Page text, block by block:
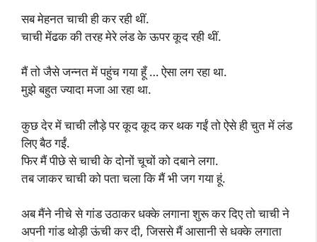
सब मेहनत चाची ही कर रही थीं.
चाची मेंढक की तरह मेरे लंड के ऊपर कूद रही थीं.
मैं तो जैसे जन्नत में पहुंच गया हूँ … ऐसा लग रहा था.
मुझे बहुत ज्यादा मजा आ रहा था.
कुछ देर में चाची लौड़े पर कूद कूद कर थक गईं तो ऐसे ही चुत में लंड
लिए बैठ गईं.
फिर मैं पीछे से चाची के दोनों चूचों को दबाने लगा.
तब जाकर चाची को पता चला कि मैं भी जग गया हूं.
अब मैंने नीचे से गांड उठाकर धक्के लगाना शुरू कर दिए तो चाची ने
अपनी गांड थोड़ी ऊंची कर दी, जिससे मैं आसानी से धक्के लगाता